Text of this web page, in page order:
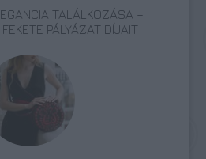
TALÁLKOZÁSA –
PÁLYÁZAT DÍJAIT